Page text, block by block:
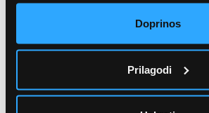
Doprinos
Prilagodi
362,99